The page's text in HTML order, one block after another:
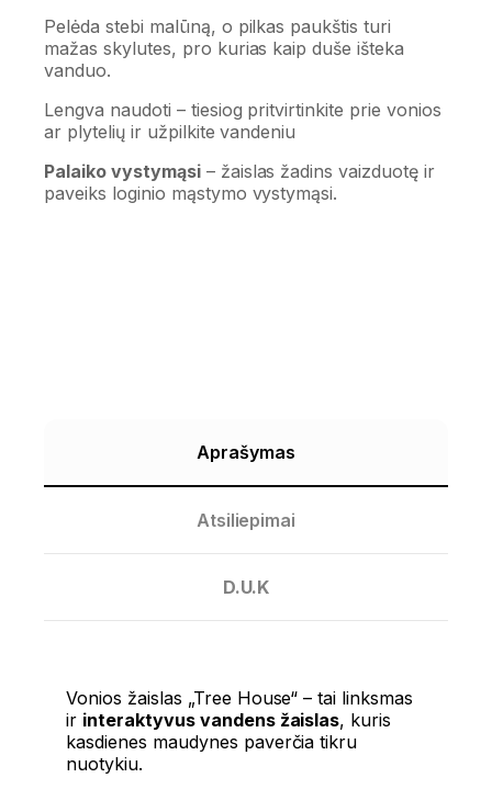
Pelėda stebi malūną, o pilkas paukštis turi
mažas skylutes, pro kurias kaip duše išteka
vanduo.
Lengva naudoti – tiesiog pritvirtinkite prie vonios
ar plytelių ir užpilkite vandeniu
Palaiko vystymąsi– žaislas žadins vaizduotę ir
paveiks loginio mąstymo vystymąsi.
Aprašymas
Atsiliepimai
D.U.K
Vonios žaislas „Tree House“ – tai linksmas
ir interaktyvus vandens žaislas, kuris
kasdienes maudynes paverčia tikru
nuotykiu.